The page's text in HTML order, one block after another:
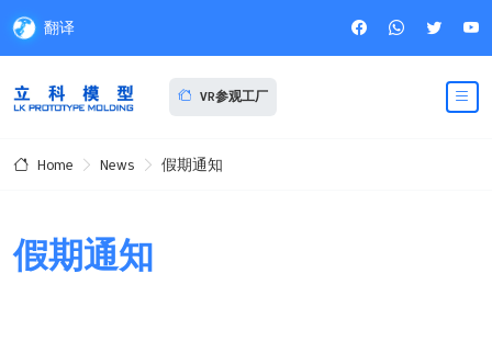
翻译
VR参观工厂
Home News 假期通知
假期通知